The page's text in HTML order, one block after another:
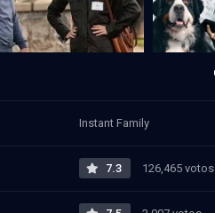
Instant Family
7.3 126,465 votos